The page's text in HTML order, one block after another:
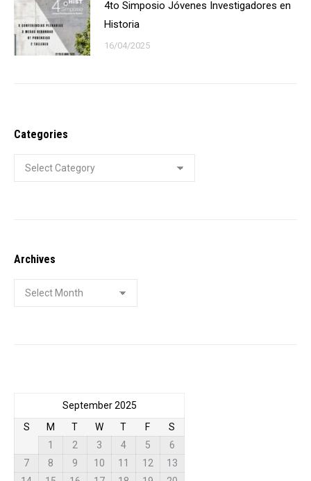
4to Simposio Jóvenes Investigadores en
Historia
16/04/2025
Categories
Categories
Archives
Archives
September 2025
S
M T W T F
S
1
2 3 4 5
6
7
8 9 10 11 12
13